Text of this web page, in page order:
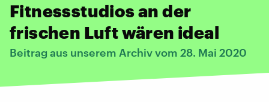
Fitnessstudios an der
frischen Luft wären ideal
Beitrag aus unserem Archiv vom 28. Mai 2020